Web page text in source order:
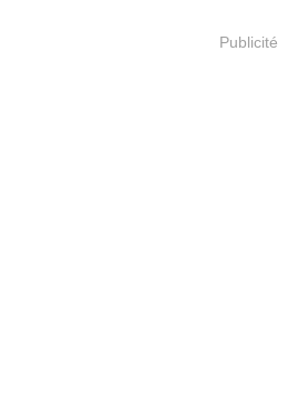
Publicité